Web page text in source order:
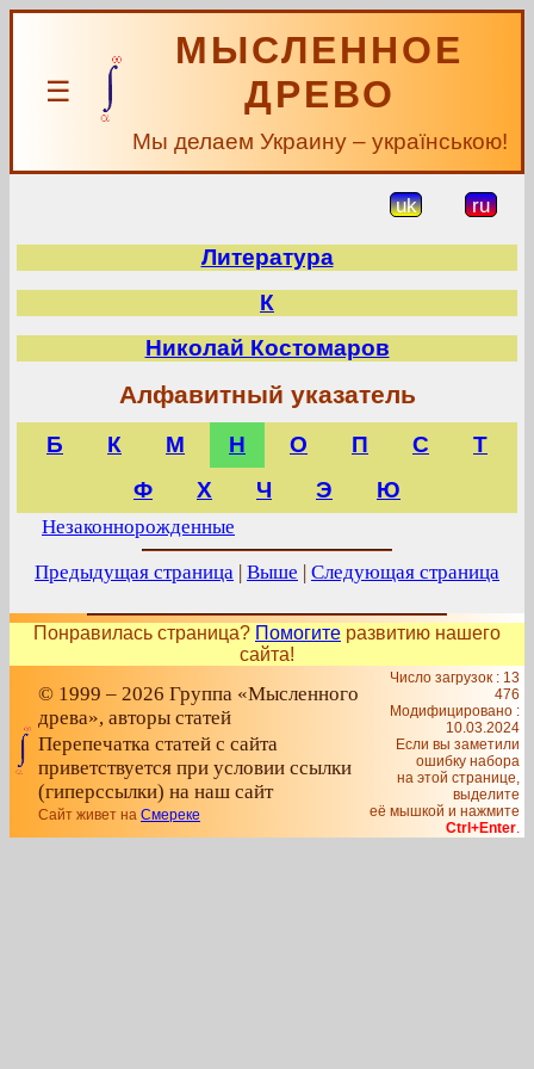
☰
МЫСЛЕННОЕ
ДРЕВО
Мы делаем Украину – українською!
uk ru
Литература
К
Николай Костомаров
Алфавитный указатель
Б К М Н О П С
Т
Ф
Х Ч Э Ю
Незаконнорожденные
Предыдущая страница | Выше | Следующая страница
Понравилась страница? Помогите развитию нашего
сайта!
© 1999 – 2026 Группа «Мысленного
древа», авторы статей
Перепечатка статей с сайта
приветствуется при условии ссылки
(гиперссылки) на наш сайт
Сайт живет на Смереке
Число загрузок : 13
476
Модифицировано :
10.03.2024
Если вы заметили
ошибку набора
на этой странице,
выделите
её мышкой и нажмите
Ctrl+Enter.